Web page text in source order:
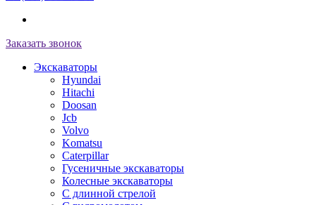
Заказать звонок
Экскаваторы
Hyundai
Hitachi
Doosan
Jcb
Volvo
Komatsu
Caterpillar
Гусеничные экскаваторы
Колесные экскаваторы
С длинной стрелой